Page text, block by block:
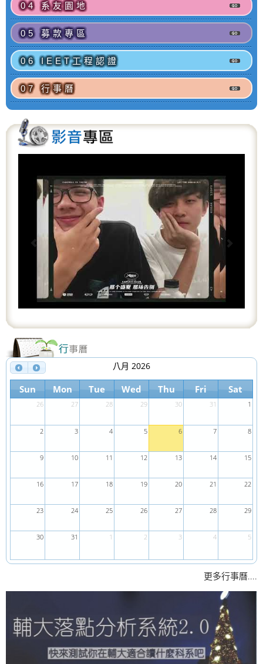
04 系友園地
05 募款專區
06 IEET工程認證
07 行事曆
r
e
o
八月 2026
Sun Mon Tue Wed Thu Fri Sat
26 27 28 29 30 31 1
2 3 4 5 6 7 8
9 10 11 12 13 14 15
16 17 18 19 20 21 22
23 24 25 26 27 28 29
30 31 1 2 3 4 5
更多行事曆....